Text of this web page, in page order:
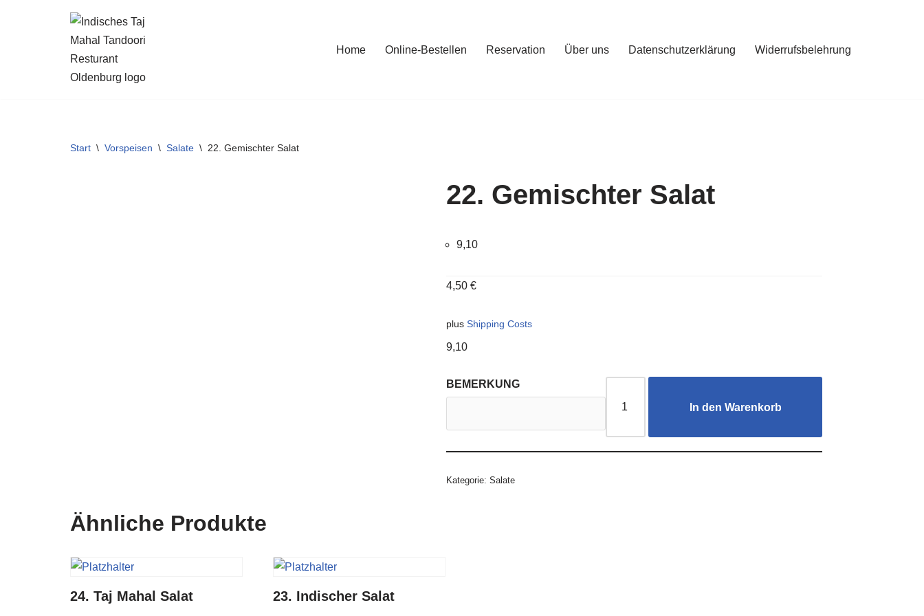
Home Online-Bestellen Reservation Über uns Datenschutzerklärung Widerrufsbelehrung
Start \ Vorspeisen \ Salate \ 22. Gemischter Salat
22. Gemischter Salat
9,10
4,50€
plusShipping Costs
9,10
BEMERKUNG
In den Warenkorb
Kategorie:Salate
Ähnliche Produkte
24. Taj Mahal Salat 23. Indischer Salat